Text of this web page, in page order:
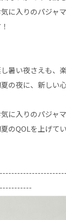
気に入りのパジャ
暑い夜さえも、
の夜に、新しい
に入りのパジャマ
のQOLを上げて